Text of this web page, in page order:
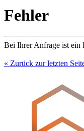
Fehler
Bei Ihrer Anfrage ist ein
« Zurück zur letzten